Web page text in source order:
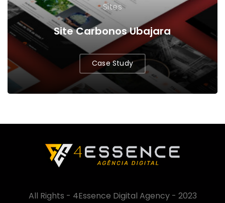
Sites
Site Carbonos Ubajara
Case Study
All Rights - 4Essence Digital Agency - 2023